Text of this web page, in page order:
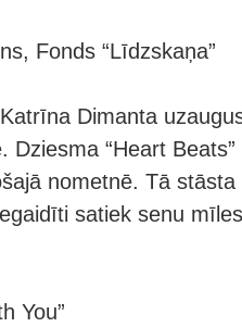
Fonds “Līdzskaņa”
Dimanta
Dziesma “Heart
nometnē. Tā
satiek senu
You”